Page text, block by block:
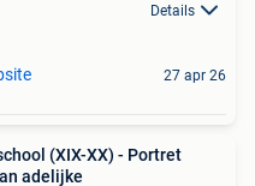
Details
27 apr 26
(XIX-XX) - Portret
adelijke